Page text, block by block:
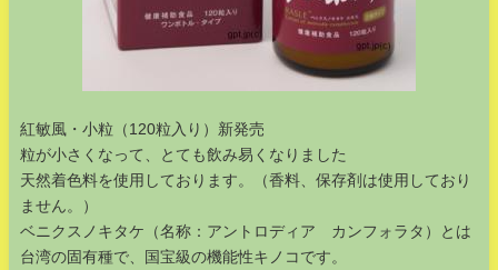
紅敏風・小粒（120粒入り）新発売
粒が小さくなって、とても飲み易くなりました
天然着色料を使用しております。（香料、保存剤は使用しており
ません。）
ベニクスノキタケ（名称：アントロディア カンフォラタ）とは
台湾の固有種で、国宝級の機能性キノコです。